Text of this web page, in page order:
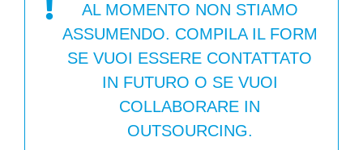
AL MOMENTO NON STIAMO
ASSUMENDO. COMPILA IL FORM
SE VUOI ESSERE CONTATTATO
IN FUTURO O SE VUOI
COLLABORARE IN
OUTSOURCING.